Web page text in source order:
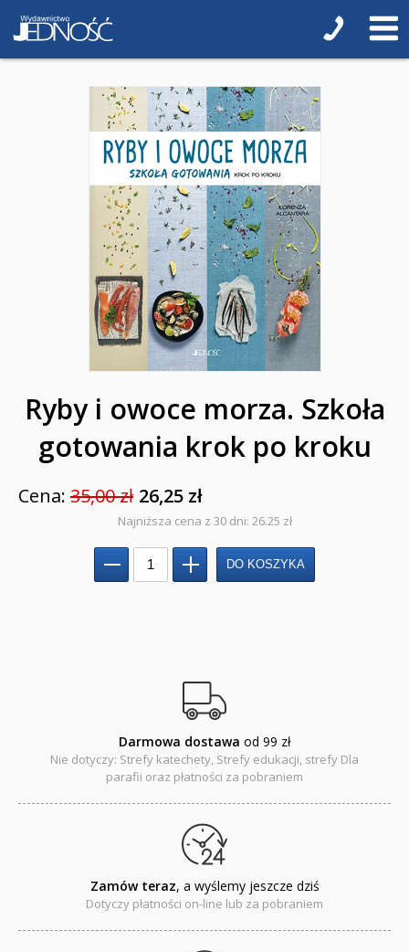
Biblie na I Komunię Świętą
Pamiątki pierwszokomunijne
Przygotowanie do I Komunii Świętej (katecheza
parafialna)
Poradniki katolickie
Pomoce duszpasterskie i homiletyczne
Pomoce katechetyczne
Książki religijne dla dzieci
Regionalne
Teologia
Jedność dla dzieci
JUPI JO! - książki kartonowe dla najmłodszych
Adwent i Boże Narodzenie
Albumy pamiątkowe
Cecylka Knedelek
Ryby i owoce morza. Szkoła
gotowania krok po kroku
Cena: 35,00 zł 26,25 zł
Najniższa cena z 30 dni: 26.25 zł
Darmowa dostawa od 99 zł
Nie dotyczy: Strefy katechety, Strefy edukacji, strefy Dla
parafii oraz płatności za pobraniem
Zamów teraz, a wyślemy jeszcze dziś
Dotyczy płatności on-line lub za pobraniem